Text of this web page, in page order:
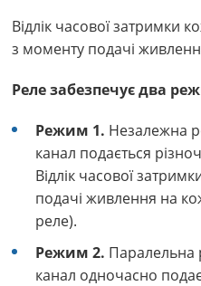
Відлік часової затримки
з моменту подачі
Реле забезпечує два
Режим 1. Незалежна
канал подається
Відлік часової
подачі живлення на
реле).
Режим 2. Паралельна
канал одночасно